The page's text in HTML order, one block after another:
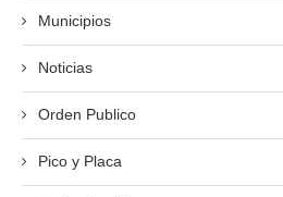
Municipios
Noticias
Orden Publico
Pico y Placa